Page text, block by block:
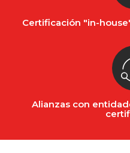
Certificación "in-
Alianzas con